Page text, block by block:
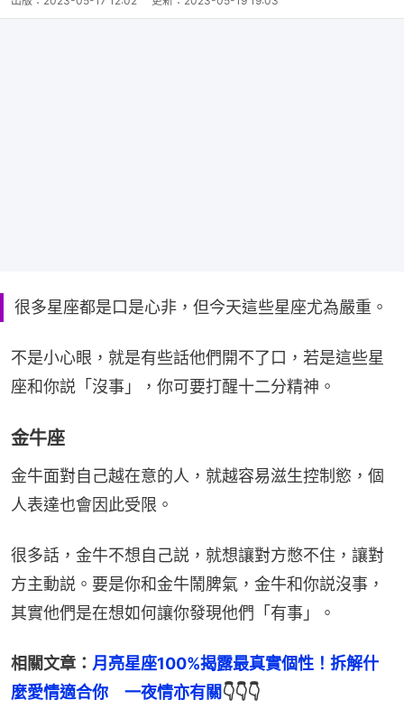
很多星座都是口是心非，但今天這些星座尤為嚴重。
不是小心眼，就是有些話他們開不了口，若是這些星
座和你説「沒事」，你可要打醒十二分精神。
金牛座
金牛面對自己越在意的人，就越容易滋生控制慾，個
人表達也會因此受限。
很多話，金牛不想自己説，就想讓對方憋不住，讓對
方主動説。要是你和金牛鬧脾氣，金牛和你説沒事，
其實他們是在想如何讓你發現他們「有事」。
相關文章： 月亮星座100%揭露最真實個性！拆解什
麼愛情適合你　一夜情亦有關👇👇👇